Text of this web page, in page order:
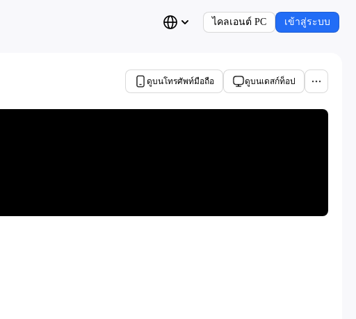
ไคลเอนต์ PC เข้าสู่ระบบ
ดูบนโทรศัพท์มือถือ ดูบนเดสก์ท็อป